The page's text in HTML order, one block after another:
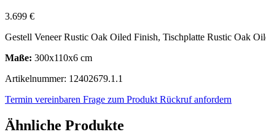
3.699 €
Gestell Veneer Rustic Oak Oiled Finish, Tischplatte Rustic Oak
Maße: 300x110x6 cm
Artikelnummer: 12402679.1.1
Termin vereinbaren Frage zum Produkt Rückruf anfordern
Ähnliche Produkte